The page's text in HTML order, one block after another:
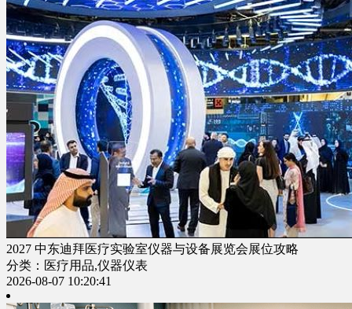
2027 中东迪拜医疗实验室仪器与设备展览会展位攻略
分类：医疗用品,仪器仪表
2026-08-07 10:20:41